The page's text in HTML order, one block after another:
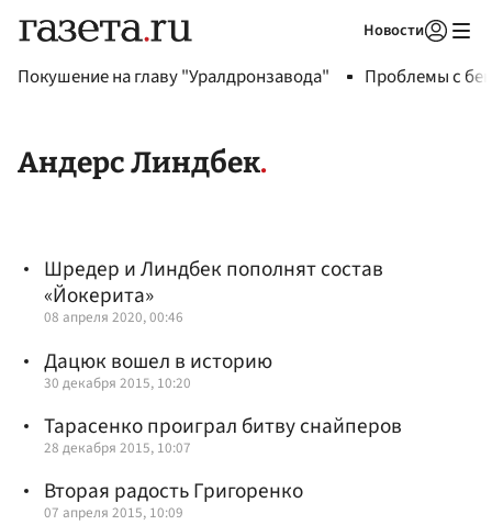
Новости
Покушение на главу "Уралдронзавода" Проблемы с
Андерс Линдбек
Шредер и Линдбек пополнят состав
«Йокерита»
08 апреля 2020, 00:46
Дацюк вошел в историю
30 декабря 2015, 10:20
Тарасенко проиграл битву снайперов
28 декабря 2015, 10:07
Вторая радость Григоренко
07 апреля 2015, 10:09